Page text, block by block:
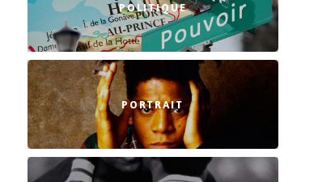
POLITIQUE
PORTRAIT